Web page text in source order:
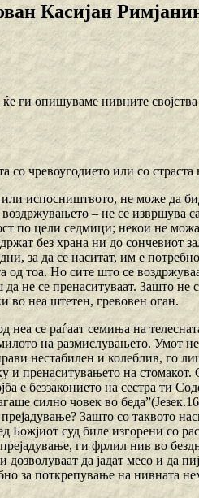
Касијан
ги опишуваме нивните
со чревоугодието или со страста
испосништвото, не може да
– не се извршува
по цели седмици; некои не
без храна ни до сончевиот
за да се наситат, им е
од тоа. Но сите што се
не се пренаситуваат. Зашто не
во неа штетен, гревовен оган.
неа се раѓаат семиња на
на размислувањето. Умот
нестабилен и колеблив, го
и пренаситувањето на
е беззаконието на сестра ти
силно човек во
Зашто со таквото
Божјиот суд биле изгорени со
ги фрлил нив во
дозволуваат да јадат месо и да
за поткрепување на нивната